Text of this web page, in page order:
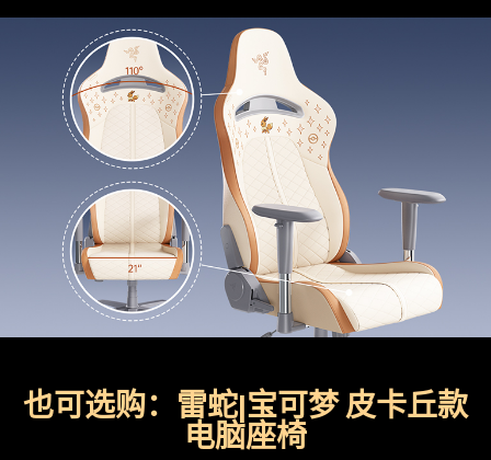
也可选购：雷蛇|宝可梦 皮卡丘款
电脑座椅